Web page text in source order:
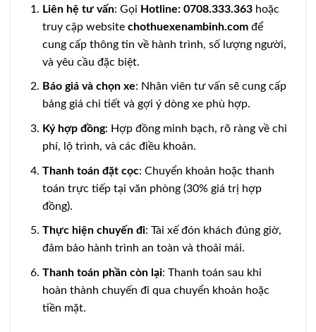
Liên hệ tư vấn: Gọi Hotline: 0708.333.363hoặc
truy cập website chothuexenambinh.comđể
cung cấp thông tin về hành trình, số lượng người,
và yêu cầu đặc biệt.
Báo giá và chọn xe: Nhân viên tư vấn sẽ cung cấp
bảng giá chi tiết và gợi ý dòng xe phù hợp.
Ký hợp đồng: Hợp đồng minh bạch, rõ ràng về chi
phí, lộ trình, và các điều khoản.
Thanh toán đặt cọc: Chuyển khoản hoặc thanh
toán trực tiếp tại văn phòng (30% giá trị hợp
đồng).
Thực hiện chuyến đi: Tài xế đón khách đúng giờ,
đảm bảo hành trình an toàn và thoải mái.
Thanh toán phần còn lại: Thanh toán sau khi
hoàn thành chuyến đi qua chuyển khoản hoặc
tiền mặt.